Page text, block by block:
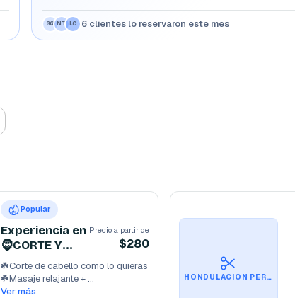
SG NT LC 6 clientes lo reservaron este mes
Popular
Experiencia en
🧔CORTE Y
AREGLO DE
BARBA 🧔‍♂️ BIEN
CHIDO 😎
Precio a partir de
$280
☘️Corte de cabello como lo quieras
☘️Masaje relajante +
☘️Masaje capilar +
Ver más
HONDULACION PERMANENTE + CORTE 👨‍⚖️ BIEN CHIDO